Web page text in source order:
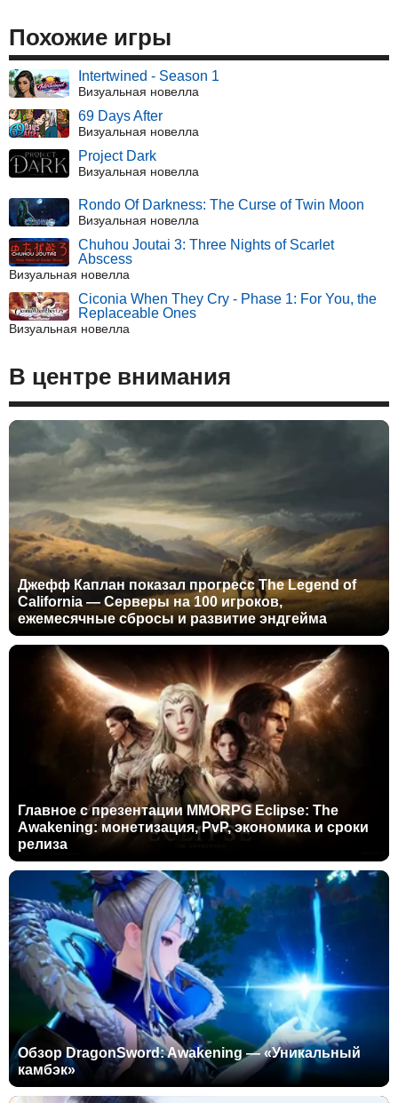
Похожие игры
Intertwined - Season 1
Визуальная новелла
69 Days After
Визуальная новелла
Project Dark
Визуальная новелла
Rondo Of Darkness: The Curse of Twin Moon
Визуальная новелла
Chuhou Joutai 3: Three Nights of Scarlet
Abscess
Визуальная новелла
Ciconia When They Cry - Phase 1: For You, the
Replaceable Ones
Визуальная новелла
В центре внимания
Джефф Каплан показал прогресс The Legend of
California — Серверы на 100 игроков,
ежемесячные сбросы и развитие эндгейма
Главное с презентации MMORPG Eclipse: The
Awakening: монетизация, PvP, экономика и сроки
релиза
Обзор DragonSword: Awakening — «Уникальный
камбэк»